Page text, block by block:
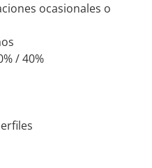
ocasionales o
/ 40%